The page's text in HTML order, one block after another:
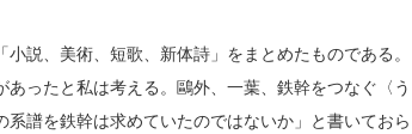
説、美術、短歌、新体詩」をまとめたものである。
ったと私は考える。鷗外、一葉、鉄幹をつなぐ〈う
譜を鉄幹は求めていたのではないか」と書いておら